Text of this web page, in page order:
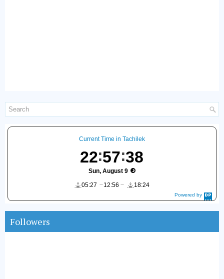
Powered by
DaysPedia.c
Current Time in Tachilek
22 57 39
Sun, August 9
05:27
12:56 18:24
Followers